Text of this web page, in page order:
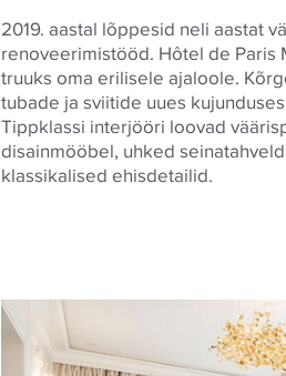
2019. aastal lõppesid neli aastat
renoveerimistööd. Hôtel de Paris
truuks oma erilisele ajaloole.
tubade ja sviitide uues
Tippklassi interjööri loovad
disainmööbel, uhked
klassikalised ehisdetailid.